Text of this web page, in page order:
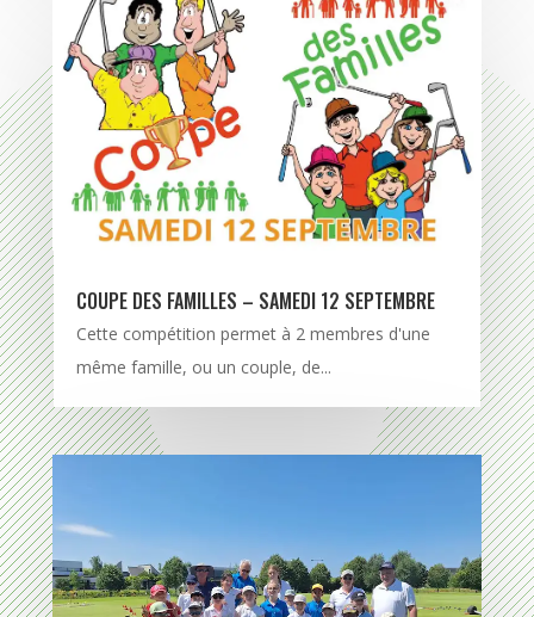
COUPE DES FAMILLES – SAMEDI 12 SEPTEMBRE
Cette compétition permet à 2 membres d'une
même famille, ou un couple, de...